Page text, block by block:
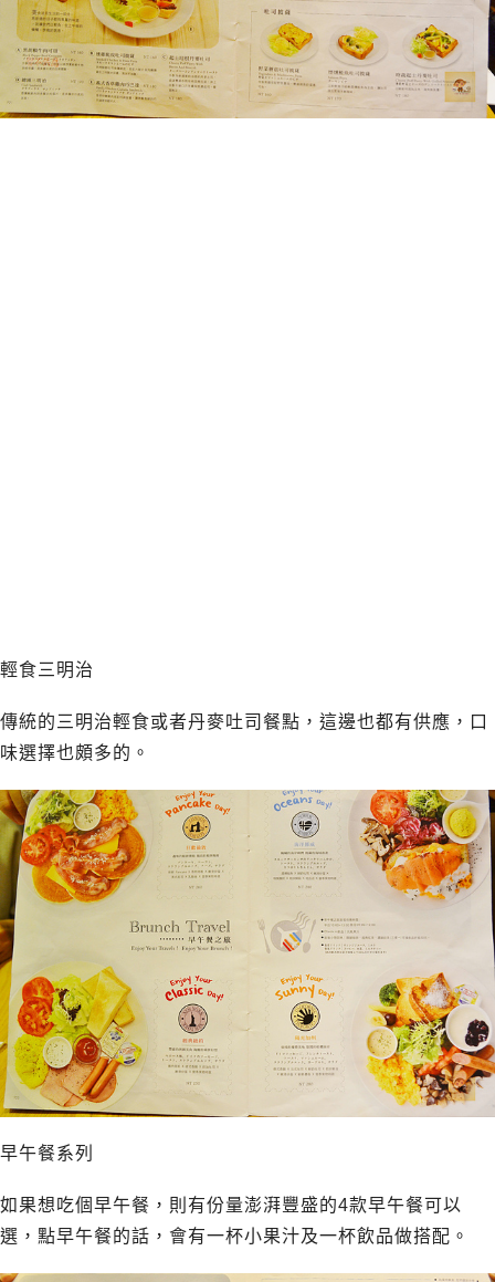
輕食三明治
傳統的三明治輕食或者丹麥吐司餐點，這邊也都有供應，口
味選擇也頗多的。
早午餐系列
如果想吃個早午餐，則有份量澎湃豐盛的4款早午餐可以
選，點早午餐的話，會有一杯小果汁及一杯飲品做搭配。